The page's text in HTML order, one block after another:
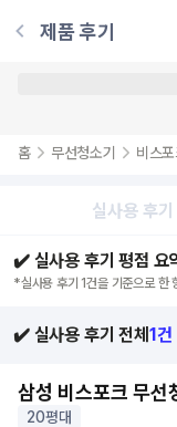
제품 후기
홈 무선청소기
실사용 후기
✔️ 실사용 후기 평점 요
*실사용 후기 1건을 기준으로 한
✔️ 실사용 후기 전체 1건
삼성 비스포크 무선
20평대